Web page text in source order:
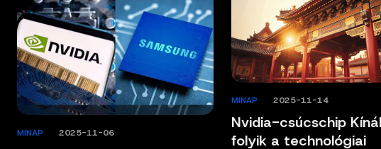
MINAP /2025-11-06
Nvidia-csúcschip
folyik a technológiai
MINAP 2025-11-14